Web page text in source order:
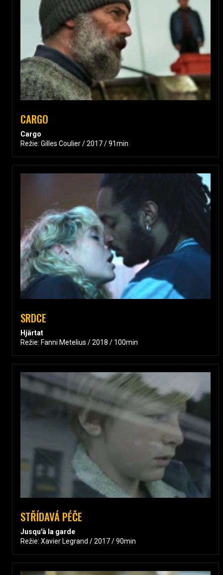
CARGO
Cargo
Režie: Gilles Coulier / 2017 / 91min
SRDCE
Hjärtat
Režie: Fanni Metelius / 2018 / 100min
STŘÍDAVÁ PÉČE
Jusqu'à la garde
Režie: Xavier Legrand / 2017 / 90min